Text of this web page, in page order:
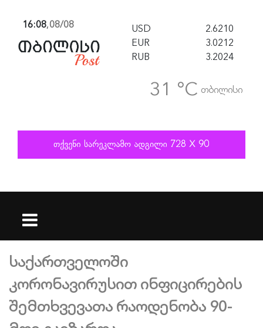
16:08,08/08 USD
2.6210
EUR
3.0212
RUB
3.2024
31 °C თბილისი
საქართველოში
კორონავირუსით ინფიცირების
შემთხვევათა რაოდენობა 90-